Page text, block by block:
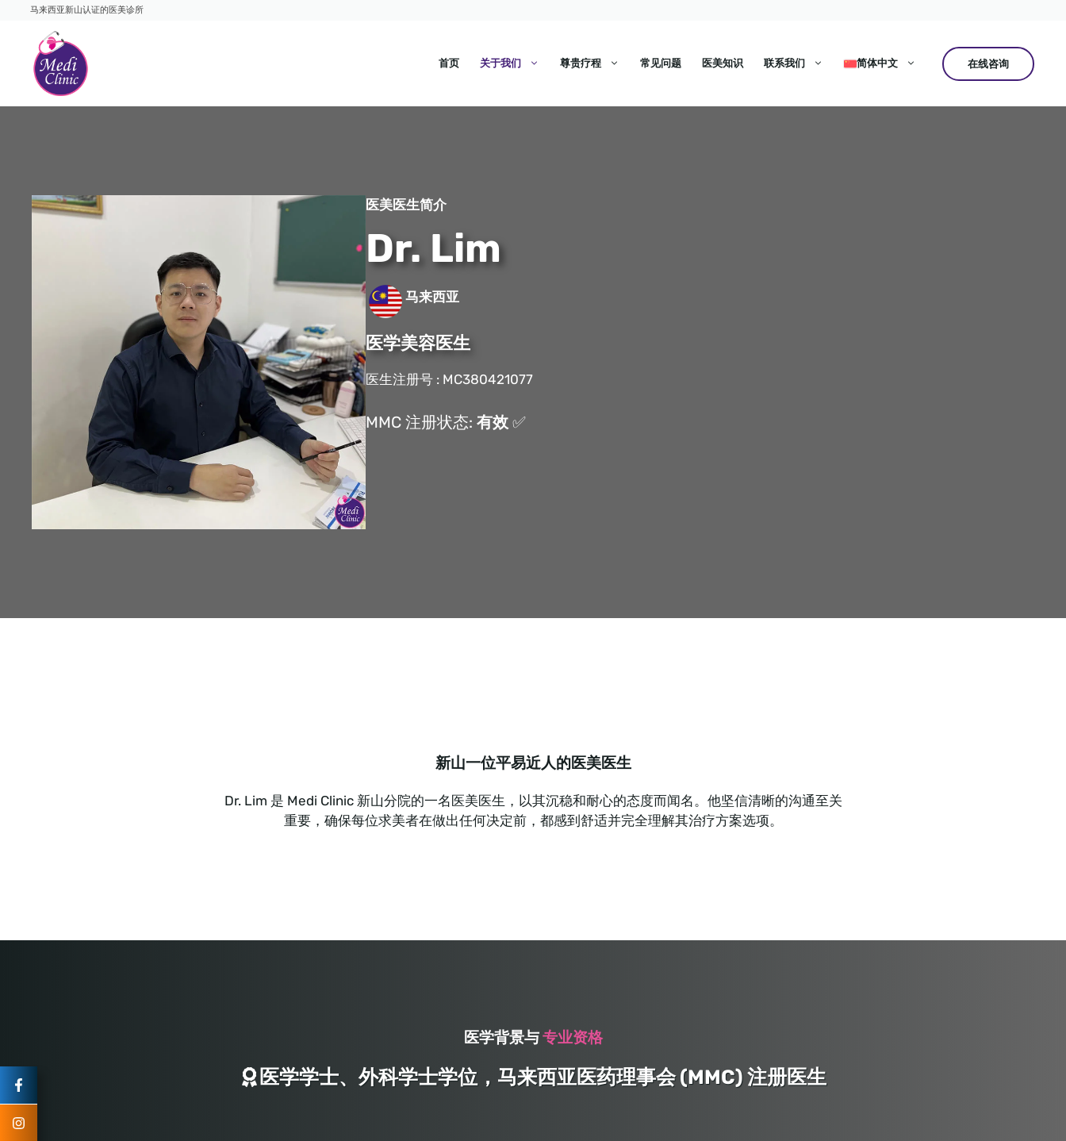
马来西亚新山认证的医美诊所
首页 关于我们 尊贵疗程 常见问题 医美知识 联系我们 简体中文 在线咨询
医美医生简介
Dr. Lim
马来西亚
医学美容医生
医生注册号 : MC380421077
MMC 注册状态:有效 ✅
新山一位平易近人的医美医生
Dr. Lim 是 Medi Clinic 新山分院的一名医美医生，以其沉稳和耐心的态度而闻名。他坚信清晰的沟通至关
重要，确保每位求美者在做出任何决定前，都感到舒适并完全理解其治疗方案选项。
医学背景与专业资格
医学学士、外科学士学位，马来西亚医药理事会 (MMC) 注册医生